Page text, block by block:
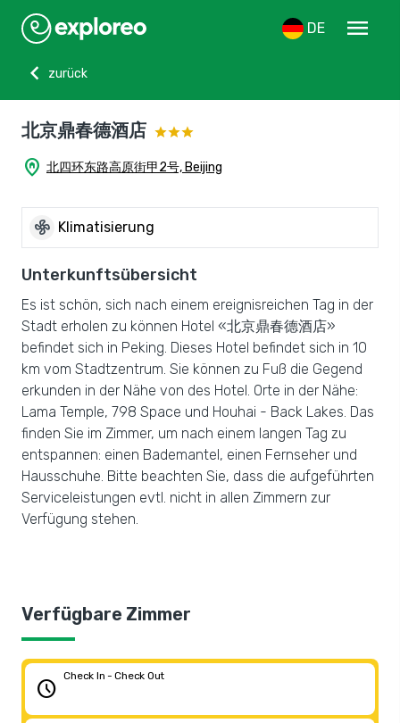
DE
menu
chevron_left
zurück
北京鼎春德酒店
home_pin 北四环东路高原街甲2号, Beijing
mode_fan Klimatisierung
Unterkunftsübersicht
Es ist schön, sich nach einem ereignisreichen Tag in der
Stadt erholen zu können Hotel «北京鼎春德酒店»
befindet sich in Peking. Dieses Hotel befindet sich in 10
km vom Stadtzentrum. Sie können zu Fuß die Gegend
erkunden in der Nähe von des Hotel. Orte in der Nähe:
Lama Temple, 798 Space und Houhai - Back Lakes. Das
finden Sie im Zimmer, um nach einem langen Tag zu
entspannen: einen Bademantel, einen Fernseher und
Hausschuhe. Bitte beachten Sie, dass die aufgeführten
Serviceleistungen evtl. nicht in allen Zimmern zur
Verfügung stehen.
Verfügbare Zimmer
schedule
Check In - Check Out